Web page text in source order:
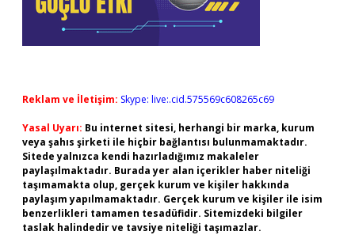
Reklam ve İletişim: Skype: live:.cid.575569c608265c69
Yasal Uyarı: Bu internet sitesi, herhangi bir marka, kurum
veya şahıs şirketi ile hiçbir bağlantısı bulunmamaktadır.
Sitede yalnızca kendi hazırladığımız makaleler
paylaşılmaktadır. Burada yer alan içerikler haber niteliği
taşımamakta olup, gerçek kurum ve kişiler hakkında
paylaşım yapılmamaktadır. Gerçek kurum ve kişiler ile isim
benzerlikleri tamamen tesadüfidir. Sitemizdeki bilgiler
taslak halindedir ve tavsiye niteliği taşımazlar.